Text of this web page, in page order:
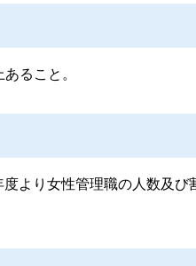
ること。
より女性管理職の人数及び